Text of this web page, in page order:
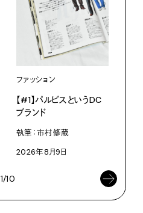
ファッション
【#1】パルビスというDC
ブランド
執筆：市村修蔵
2026年8月9日
1/10